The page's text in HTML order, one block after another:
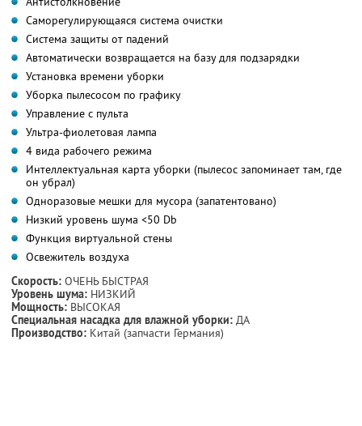
Саморегулирующаяся система очистки
Система защиты от падений
Автоматически возвращается на базу для подзарядки
Установка времени уборки
Уборка пылесосом по графику
Управление с пульта
Ультра-фиолетовая лампа
4 вида рабочего режима
Интеллектуальная карта уборки (пылесос запоминает там, где
он убрал)
Одноразовые мешки для мусора (запатентовано)
Низкий уровень шума <50 Db
Функция виртуальной стены
Освежитель воздуха
Скорость: ОЧЕНЬ БЫСТРАЯ
Уровень шума: НИЗКИЙ
Мощность: ВЫСОКАЯ
Специальная насадка для влажной уборки: ДА
Производство: Китай (запчасти Германия)